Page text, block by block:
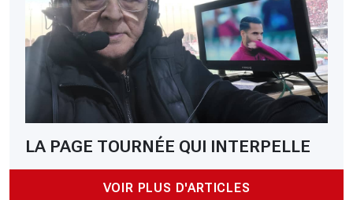
LA PAGE TOURNÉE QUI INTERPELLE
VOIR PLUS D'ARTICLES